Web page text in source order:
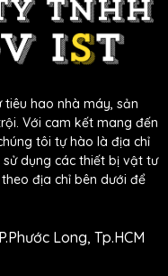
tiêu hao nhà máy, sản
Với cam kết mang đến
tôi tự hào là địa chỉ
dụng các thiết bị vật tư
địa chỉ bên dưới để
Long, Tp.HCM